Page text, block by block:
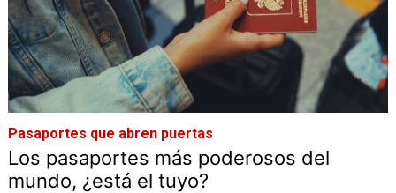
Pasaportes que abren puertas
Los pasaportes más poderosos del
mundo, ¿está el tuyo?